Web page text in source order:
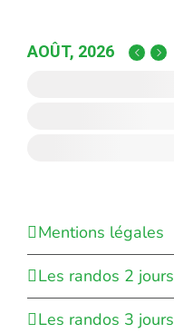
AOÛT, 2026
Mentions légales
Les randos 2 jours
Les randos 3 jours